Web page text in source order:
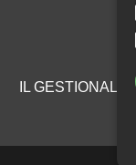
IL GESTIONALE